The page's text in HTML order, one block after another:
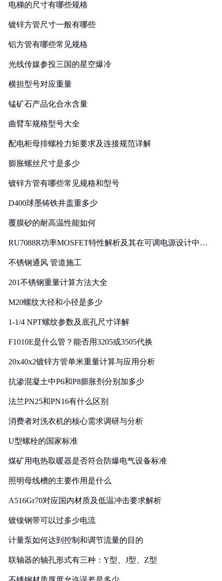
电梯的尺寸有哪些规格
镀锌方管尺寸一般有哪些
铝方管有哪些常见规格
光线传媒参投三国的星空爆冷
横担型号对应重量
锰矿石产品化合水含量
曲臂车规格型号大全
配电柜母排螺栓力矩要求及连接规范详解
膨胀螺丝尺寸是多少
镀锌方管有哪些常见规格和型号
D400球墨铸铁井盖重多少
覆膜砂的耐高温性能如何
RU7088R功率MOSFET特性解析及其在可调电源设计中的
不锈钢通风 管道施工
201不锈钢重量计算方法大全
M20螺纹大径和小径是多少
1-1/4 NPT螺纹参数及底孔尺寸详解
F1010E是什么管？能否用3205或3505代换
20x40x2镀锌方管单米重量计算与应用分析
抗渗混凝土中P6和P8膨胀剂分别加多少
法兰PN25和PN16有什么区别
消费者对洗衣机的核心需求调研与分析
U型螺栓的国家标准
煤矿用电热取暖器是否符合防爆电气设备标准
照明母线槽的主要作用是什么
A516Gr70对应国内材质及低温冲击要求解析
镀镍钢带可以过多少电流
计量泵如何达到控制和调节流量的目的
联轴器的轴孔形式有三种：Y型、J型、Z型